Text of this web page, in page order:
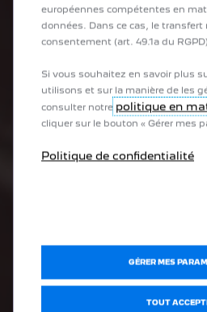
européennes compétentes en
données. Dans ce cas, le transfert
consentement (art. 49.1a du
Si vous souhaitez en savoir plus
utilisons et sur la manière de les
consulter notre politique en
cliquer sur le bouton « Gérer mes
Politique de confidentialité
GÉRER MES
TOUT